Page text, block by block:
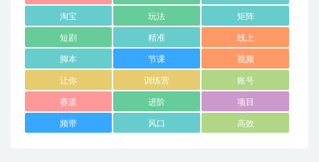
淘宝 玩法 矩阵
短剧 精准 线上
脚本 节课 视频
让你 训练营 账号
赛道 进阶 项目
频带 风口 高效